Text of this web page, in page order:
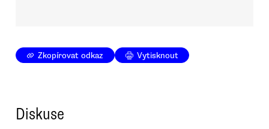
Zkopírovat odkaz Vytisknout
Diskuse